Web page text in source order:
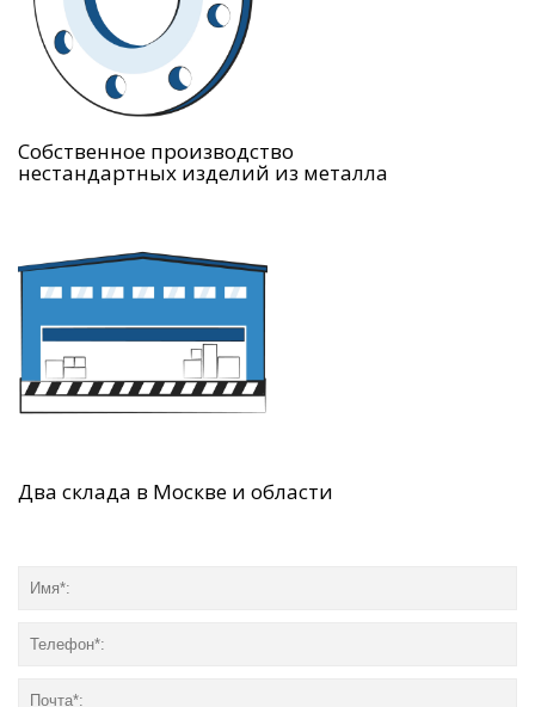
Собственное производство
нестандартных изделий из металла
Два склада в Москве и области